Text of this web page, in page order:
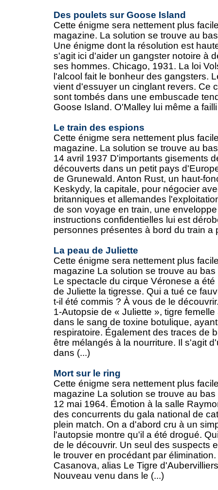
Des poulets sur Goose Island
Cette énigme sera nettement plus
magazine. La solution se trouve au
Une énigme dont la résolution est
s'agit ici d'aider un gangster notoire à
ses hommes. Chicago, 1931. La loi
l'alcool fait le bonheur des gangsters.
vient d'essuyer un cinglant revers. Ce
sont tombés dans une embuscade
Goose Island. O'Malley lui même a
Le train des espions
Cette énigme sera nettement plus
magazine. La solution se trouve au
14 avril 1937 D'importants gisements
découverts dans un petit pays
de Grunewald. Anton Rust, un haut-
Keskydy, la capitale, pour négocier
britanniques et allemandes
de son voyage en train, une
instructions confidentielles lui est
personnes présentes à bord du train a
La peau de Juliette
Cette énigme sera nettement plus
magazine La solution se trouve au
Le spectacle du cirque Véronese a
de Juliette la tigresse. Qui a tué ce
t-il été commis ? À vous de le
1-Autopsie de « Juliette », tigre
dans le sang de toxine botulique,
respiratoire. Également des traces de
être mélangés à la nourriture. Il s'agit
dans (...)
Mort sur le ring
Cette énigme sera nettement plus
magazine La solution se trouve au
12 mai 1964. Émotion à la salle
des concurrents du gala national de
plein match. On a d'abord cru à un
l'autopsie montre qu'il a été drogué.
de le découvrir. Un seul des suspects
le trouver en procédant par
Casanova, alias Le Tigre
Nouveau venu dans le (...)